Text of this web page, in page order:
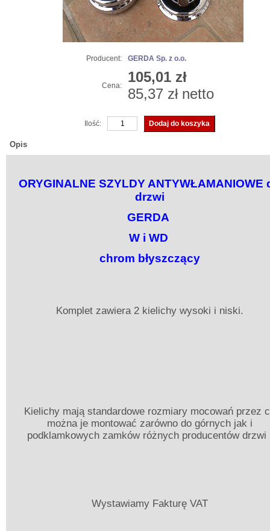
Producent: GERDA Sp. z o.o.
Cena:
105,01 zł
85,37 zł netto
Ilość:
Opis
ORYGINALNE SZYLDY ANTYWŁAMANIOWE
drzwi
GERDA
W i WD
chrom błyszczący
Komplet zawiera 2 kielichy wysoki i niski.
Kielichy mają standardowe rozmiary mocowań przez
można je montować zarówno do górnych jak i
podklamkowych zamków różnych producentów drzwi
Wystawiamy Fakturę VAT